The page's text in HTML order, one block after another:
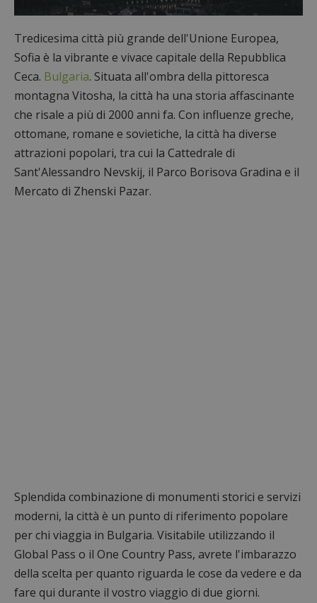
Tredicesima città più grande dell'Unione Europea,
Sofia è la vibrante e vivace capitale della Repubblica
Ceca. Bulgaria. Situata all'ombra della pittoresca
montagna Vitosha, la città ha una storia affascinante
che risale a più di 2000 anni fa. Con influenze greche,
ottomane, romane e sovietiche, la città ha diverse
attrazioni popolari, tra cui la Cattedrale di
Sant'Alessandro Nevskij, il Parco Borisova Gradina e il
Mercato di Zhenski Pazar.
Splendida combinazione di monumenti storici e servizi
moderni, la città è un punto di riferimento popolare
per chi viaggia in Bulgaria. Visitabile utilizzando il
Global Pass o il One Country Pass, avrete l'imbarazzo
della scelta per quanto riguarda le cose da vedere e da
fare qui durante il vostro viaggio di due giorni.